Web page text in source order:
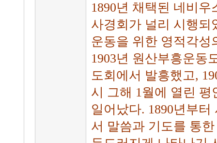
1890년 채택된 네비
사경회가 널리 시행되
운동을 위한 영적각성
1903년 원산부흥운동
도회에서 발흥했고,
시 그해 1월에 열린
일어났다. 1890년부
서 말씀과 기도를 통